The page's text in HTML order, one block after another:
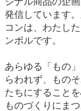
発信しています
コンは、わたし
ンボルです。
あらゆる「もの
らわれず、もの
たちにすること
ものづくりにま